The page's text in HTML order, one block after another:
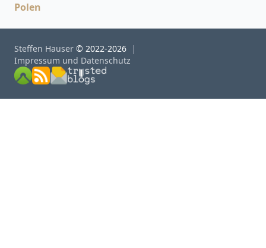
Polen
Steffen Hauser © 2022-2026
Impressum und Datenschutz